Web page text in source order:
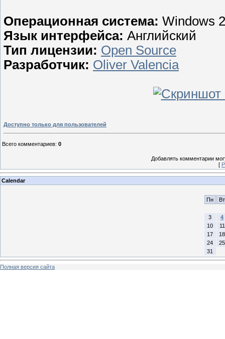
Операционная система: Windows
Язык интерфейса: Английский
Тип лицензии: Open Source
Разработчик: Oliver Valencia
Доступно только для пользователей
Всего комментариев: 0
Добавлять комментарии
[
Calendar
Пн Вт
3
4
10
11
17
18
24
25
31
Полная версия сайта